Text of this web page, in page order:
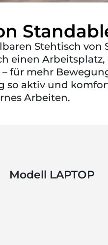
Stehtisch von
einen Arbeitsplatz,
für mehr
so aktiv und
Arbeiten.
Modell LAPTOP